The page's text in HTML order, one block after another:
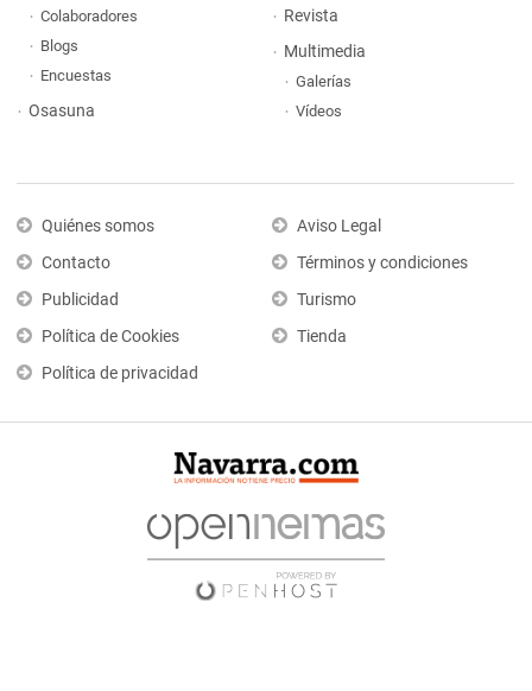
Colaboradores
Blogs
Encuestas
Osasuna
Revista
Multimedia
Galerías
Vídeos
Quiénes somos
Contacto
Publicidad
Política de Cookies
Política de privacidad
Aviso Legal
Términos y condiciones
Turismo
Tienda